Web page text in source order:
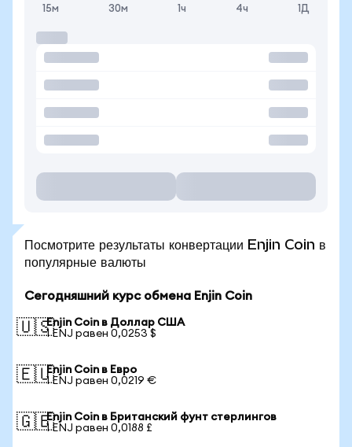
15м 30м 1ч 4ч 1Д
Посмотрите результаты конвертации Enjin Coin в
популярные валюты
Сегодняшний курс обмена Enjin Coin
🇺🇸Enjin Coin в Доллар США
1 ENJ равен 0,0253 $
🇪🇺Enjin Coin в Евро
1 ENJ равен 0,0219 €
🇬🇧Enjin Coin в Британский фунт стерлингов
1 ENJ равен 0,0188 £